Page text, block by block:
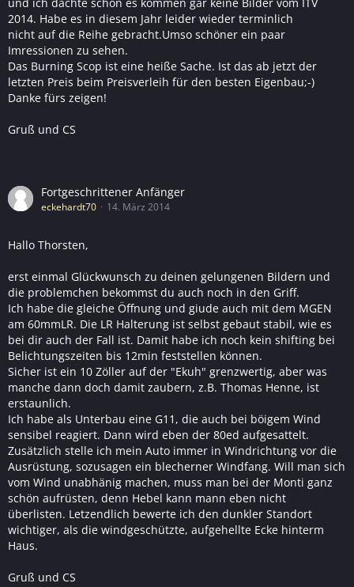
2014. Habe es in diesem Jahr leider wieder terminlich
nicht auf die Reihe gebracht.Umso schöner ein paar
Imressionen zu sehen.
Das Burning Scop ist eine heiße Sache. Ist das ab jetzt der
letzten Preis beim Preisverleih für den besten Eigenbau;-)
Danke fürs zeigen!
Gruß und CS
Fortgeschrittener Anfänger
eckehardt70 14. März 2014
Hallo Thorsten,
erst einmal Glückwunsch zu deinen gelungenen Bildern und
die problemchen bekommst du auch noch in den Griff.
Ich habe die gleiche Öffnung und giude auch mit dem MGEN
am 60mmLR. Die LR Halterung ist selbst gebaut stabil, wie es
bei dir auch der Fall ist. Damit habe ich noch kein shifting bei
Belichtungszeiten bis 12min feststellen können.
Sicher ist ein 10 Zöller auf der "Ekuh" grenzwertig, aber was
manche dann doch damit zaubern, z.B. Thomas Henne, ist
erstaunlich.
Ich habe als Unterbau eine G11, die auch bei böigem Wind
sensibel reagiert. Dann wird eben der 80ed aufgesattelt.
Zusätzlich stelle ich mein Auto immer in Windrichtung vor die
Ausrüstung, sozusagen ein blecherner Windfang. Will man sich
vom Wind unabhänig machen, muss man bei der Monti ganz
schön aufrüsten, denn Hebel kann mann eben nicht
überlisten. Letzendlich bewerte ich den dunkler Standort
wichtiger, als die windgeschützte, aufgehellte Ecke hinterm
Haus.
Gruß und CS